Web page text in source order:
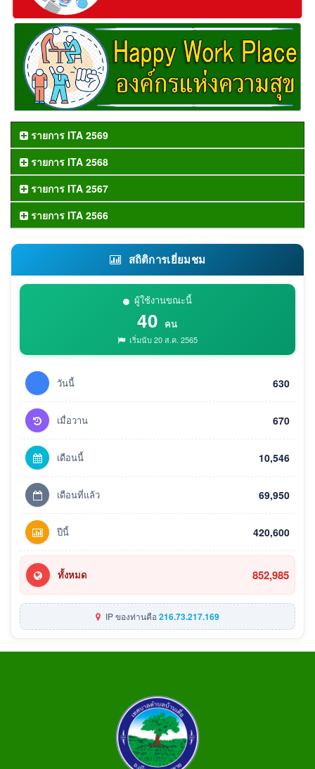
รายการ ITA 2569
รายการ ITA 2568
รายการ ITA 2567
รายการ ITA 2566
สถิติการเยี่ยมชม
ผู้ใช้งานขณะนี้
40 คน
เริ่มนับ 20 ส.ค. 2565
วันนี้ 630
เมื่อวาน 670
เดือนนี้ 10,546
เดือนที่แล้ว 69,950
ปีนี้ 420,600
ทั้งหมด 852,985
IP ของท่านคือ216.73.217.169